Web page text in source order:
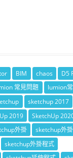
BIM chaos D5
常見問題
lumion
sketchup 2017
2019
SketchUp
外掛
sketchup外
sketchup外掛程式